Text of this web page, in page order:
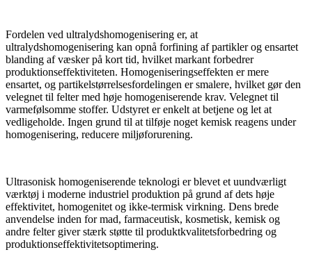
Fordelen ved ultralydshomogenisering er, at
ultralydshomogenisering kan opnå forfining af partikler og ensartet
blanding af væsker på kort tid, hvilket markant forbedrer
produktionseffektiviteten. Homogeniseringseffekten er mere
ensartet, og partikelstørrelsesfordelingen er smalere, hvilket gør den
velegnet til felter med høje homogeniserende krav. Velegnet til
varmefølsomme stoffer. Udstyret er enkelt at betjene og let at
vedligeholde. Ingen grund til at tilføje noget kemisk reagens under
homogenisering, reducere miljøforurening.
Ultrasonisk homogeniserende teknologi er blevet et uundværligt
værktøj i moderne industriel produktion på grund af dets høje
effektivitet, homogenitet og ikke-termisk virkning. Dens brede
anvendelse inden for mad, farmaceutisk, kosmetisk, kemisk og
andre felter giver stærk støtte til produktkvalitetsforbedring og
produktionseffektivitetsoptimering.